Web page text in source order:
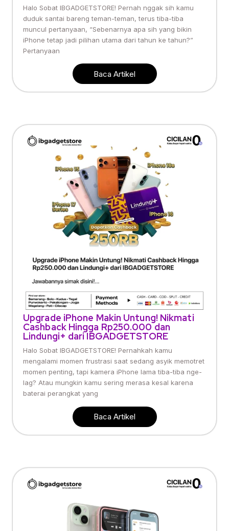
Halo Sobat IBGADGETSTORE! Pernah nggak sih kamu
duduk santai bareng teman-teman, terus tiba-tiba
muncul pertanyaan, “Sebenarnya apa sih yang bikin
iPhone tetap jadi pilihan utama dari tahun ke tahun?”
Pertanyaan
Baca Artikel
Upgrade iPhone Makin Untung! Nikmati
Cashback Hingga Rp250.000 dan
Lindungi+ dari IBGADGETSTORE
Halo Sobat IBGADGETSTORE! Pernahkah kamu
mengalami momen frustrasi saat sedang asyik memotret
momen penting, tapi kamera iPhone lama tiba-tiba nge-
lag? Atau mungkin kamu sering merasa kesal karena
baterai perangkat yang
Baca Artikel